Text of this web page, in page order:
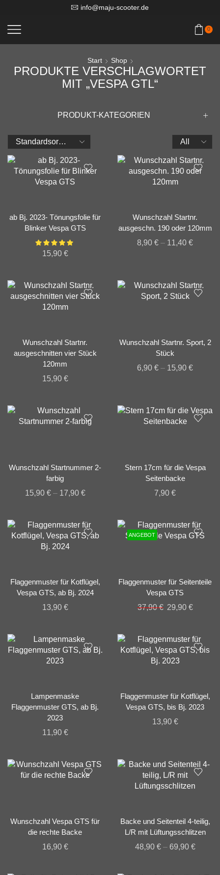
info@maju-scooter.de
0
Start Shop
PRODUKTE VERSCHLAGWORTET
MIT „VESPA GTL“
Products
per
page
ab Bj. 2023- Tönungsfolie für
Blinker Vespa GTS
15,90 €
Wunschzahl Startnr.
ausgeschn. 190 oder 120mm
8,90 € – 11,40 €
Wunschzahl Startnr.
ausgeschnitten vier Stück
120mm
15,90 €
Wunschzahl Startnr. Sport, 2
Stück
6,90 € – 15,90 €
Wunschzahl Startnummer 2-
farbig
15,90 €– 17,90 €
Stern 17cm für die Vespa
Seitenbacke
7,90 €
Flaggenmuster für Kotflügel,
Vespa GTS, ab Bj. 2024
13,90 €
ANGEBOT
Flaggenmuster für Seitenteile
Vespa GTS
37,90€ Ursprünglicher
37,90 €
29,90 €
29,90 €.
Lampenmaske
Flaggenmuster GTS, ab Bj.
2023
11,90 €
Flaggenmuster für Kotflügel,
Vespa GTS, bis Bj. 2023
13,90 €
Wunschzahl Vespa GTS für
die rechte Backe
16,90 €
Backe und Seitenteil 4-teilig,
L/R mit Lüftungsschlitzen
48,90 €– 69,90 €
PRODUKT-KATEGORIEN